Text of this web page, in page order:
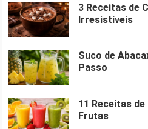
3 Receitas de
Irresistíveis
Suco de
Passo
11 Receitas
Frutas